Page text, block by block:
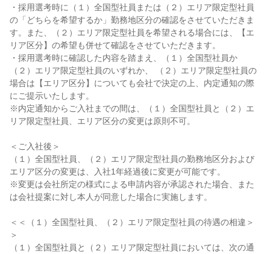
・採用選考時に（１）全国型社員または（２）エリア限定型社員
の「どちらを希望するか」勤務地区分の確認をさせていただきま
す。また、（２）エリア限定型社員を希望される場合には、【エ
リア区分】の希望も併せて確認をさせていただきます。
・採用選考時に確認した内容を踏まえ、（１）全国型社員か
（２）エリア限定型社員のいずれか、 （２）エリア限定型社員の
場合は【エリア区分】についても会社で決定の上、内定通知の際
にご提示いたします。
※内定通知からご入社までの間は、（１）全国型社員と（２）エ
リア限定型社員、エリア区分の変更は原則不可。
＜ご入社後＞
（１）全国型社員、（２）エリア限定型社員の勤務地区分および
エリア区分の変更は、入社1年経過後に変更が可能です。
※変更は会社所定の様式による申請内容が承認された場合、また
は会社提案に対し本人が同意した場合に実施します。
＜＜（１）全国型社員、（２）エリア限定型社員の待遇の相違＞
＞
（１）全国型社員と（２）エリア限定型社員においては、次の通